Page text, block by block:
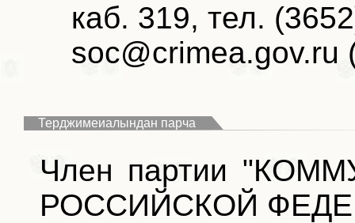
каб. 319, тел.
soc@crimea.gov.ru
Терджимеиалындан парча
Член партии
РОССИЙСКОЙ